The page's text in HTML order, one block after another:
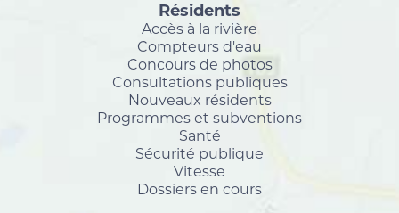
Résidents
Accès à la rivière
Compteurs d'eau
Concours de photos
Consultations publiques
Nouveaux résidents
Programmes et subventions
Santé
Sécurité publique
Vitesse
Dossiers en cours